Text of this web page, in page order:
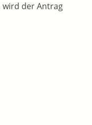
wird der Antrag